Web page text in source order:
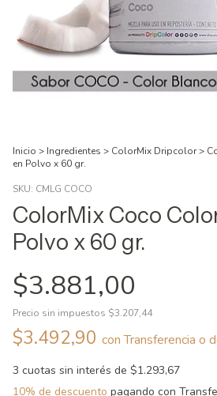
Inicio > Ingredientes > ColorMix Dripcolor>
en Polvo x 60 gr.
SKU: CMLG COCO
ColorMix Coco
Polvo x 60 gr.
$3.881,00
Precio sin impuestos $3.207,44
$3.492,90 con Transferencia o
3 cuotas sin interés de $1.293,67
10% de descuento pagando con